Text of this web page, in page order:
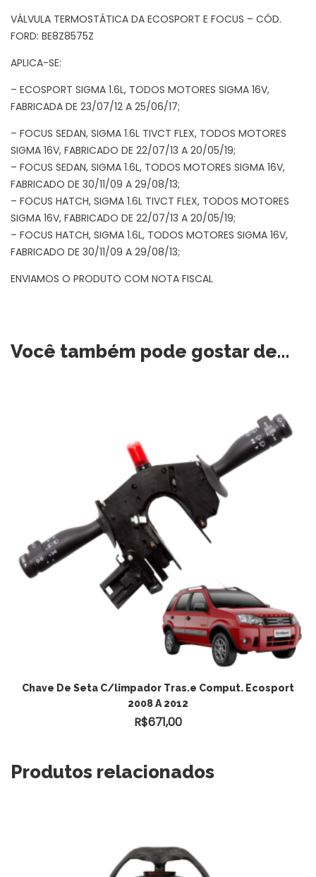
VÁLVULA TERMOSTÁTICA DA ECOSPORT E FOCUS – CÓD.
FORD: BE8Z8575Z
APLICA-SE:
– ECOSPORT SIGMA 1.6L, TODOS MOTORES SIGMA 16V,
FABRICADA DE 23/07/12 A 25/06/17;
– FOCUS SEDAN, SIGMA 1.6L TIVCT FLEX, TODOS MOTORES
SIGMA 16V, FABRICADO DE 22/07/13 A 20/05/19;
– FOCUS SEDAN, SIGMA 1.6L, TODOS MOTORES SIGMA 16V,
FABRICADO DE 30/11/09 A 29/08/13;
– FOCUS HATCH, SIGMA 1.6L TIVCT FLEX, TODOS MOTORES
SIGMA 16V, FABRICADO DE 22/07/13 A 20/05/19;
– FOCUS HATCH, SIGMA 1.6L, TODOS MOTORES SIGMA 16V,
FABRICADO DE 30/11/09 A 29/08/13;
ENVIAMOS O PRODUTO COM NOTA FISCAL
Você também pode gostar de…
ADICIONAR AO CARRINHO
Chave De Seta C/limpador Tras.e Comput. Ecosport
2008 A 2012
R$671,00
Produtos relacionados